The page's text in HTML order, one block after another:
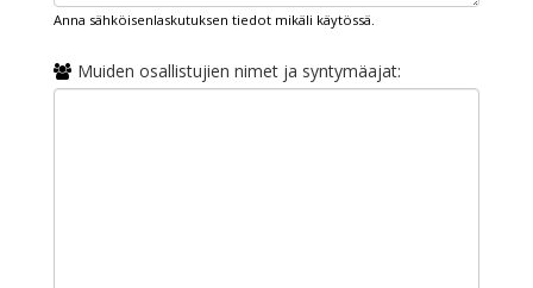
Anna sähköisenlaskutuksen tiedot mikäli käytössä.
Muiden osallistujien nimet ja syntymäajat: